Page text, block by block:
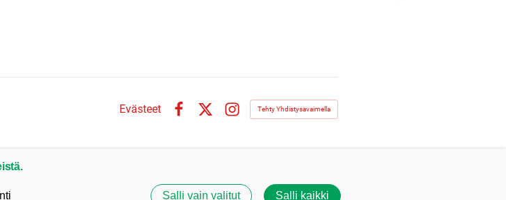
Evästeet
Instagram
Tehty Yhdistysavaimella
Salli vain valitut Salli kaikki